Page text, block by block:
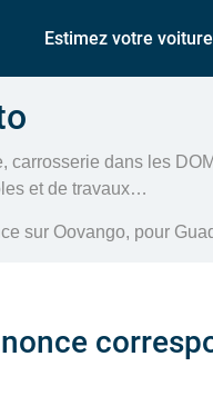
Estimez votre voiture
carrosserie dans les
et de travaux…
sur Oovango, pour